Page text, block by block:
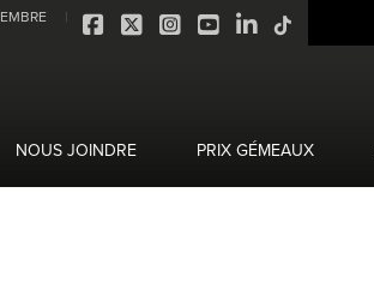
NOUS JOINDRE PRIX GÉMEAUX